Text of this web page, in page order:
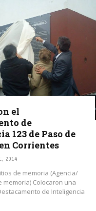
el
de
123 de Paso de
Corrientes
2014
de memoria (Agencia/
memoria) Colocaron una
de Inteligencia